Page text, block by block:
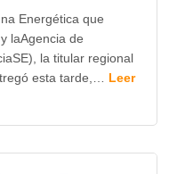
Energética que
laAgencia de
la titular regional
esta tarde,… Leer